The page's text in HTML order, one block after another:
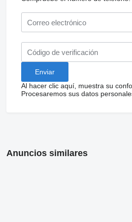
Al hacer clic aquí, muestra su
Procesaremos sus datos
Anuncios similares